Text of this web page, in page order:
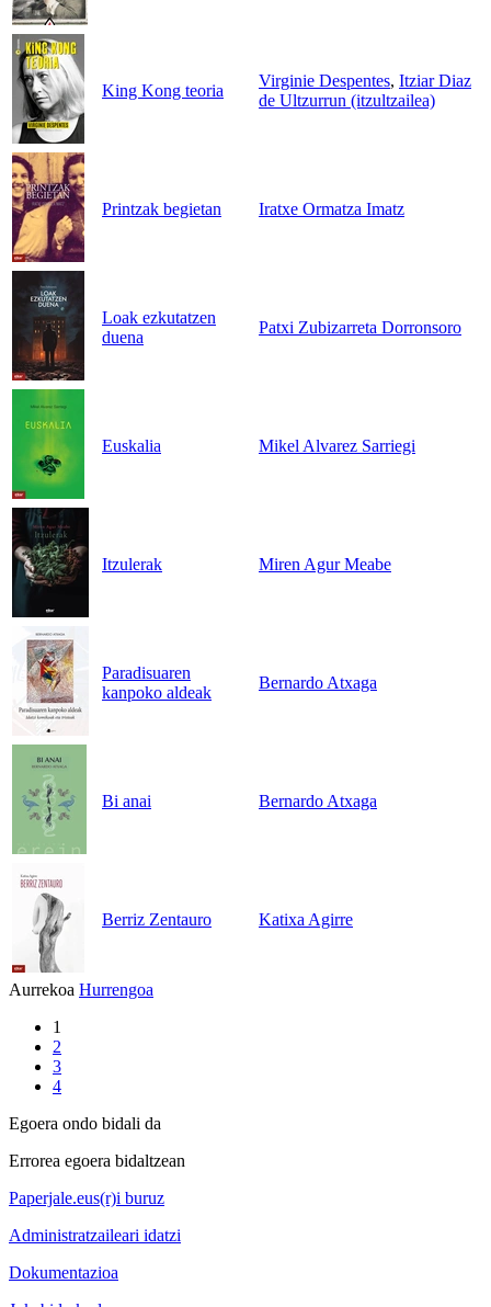
King Kong teoria
Virginie Despentes, Itziar Diaz
de Ultzurrun (itzultzailea)
Printzak begietan Iratxe Ormatza Imatz
Loak ezkutatzen
duena
Patxi Zubizarreta Dorronsoro
Euskalia Mikel Alvarez Sarriegi
Itzulerak Miren Agur Meabe
Paradisuaren
kanpoko aldeak
Bernardo Atxaga
Bi anai Bernardo Atxaga
Berriz Zentauro Katixa Agirre
Aurrekoa Hurrengoa
1
2
3
4
Egoera ondo bidali da
Errorea egoera bidaltzean
Paperjale.eus(r)i buruz
Administratzaileari idatzi
Dokumentazioa